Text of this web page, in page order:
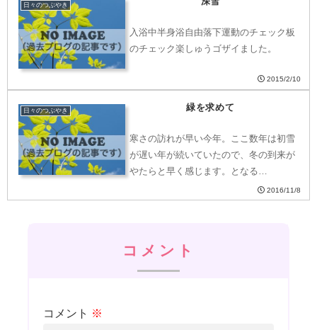
日々のつぶやき
入浴中半身浴自由落下運動のチェック板
のチェック楽しゅうゴザイました。
2015/2/10
日々のつぶやき 緑を求めて
寒さの訪れが早い今年。ここ数年は初雪
が遅い年が続いていたので、冬の到来が
やたらと早く感じます。となる…
2016/11/8
コメント
コメント ※